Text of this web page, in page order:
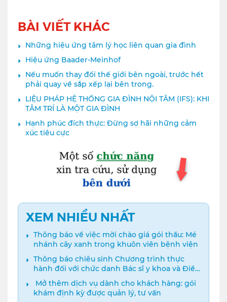
BÀI VIẾT KHÁC
Những hiệu ứng tâm lý học liên quan gia đình
Hiệu ứng Baader-Meinhof
Nếu muốn thay đổi thế giới bên ngoài, trước hết
phải quay về sắp xếp lại bên trong.
LIỆU PHÁP HỆ THỐNG GIA ĐÌNH NỘI TÂM (IFS): KHI
TÂM TRÍ LÀ MỘT GIA ĐÌNH
Hạnh phúc đích thực: Đừng sợ hãi những cảm
xúc tiêu cực
XEM NHIỀU NHẤT
Thông báo về việc mời chào giá gói thầu: Mé
nhánh cây xanh trong khuôn viên bệnh viện
Thông báo chiêu sinh Chương trình thực
hành đối với chức danh Bác sĩ y khoa và Điều
dưỡng năm 2024
️ Mở thêm dịch vụ dành cho khách hàng: gói
khám định kỳ được quản lý, tư vấn